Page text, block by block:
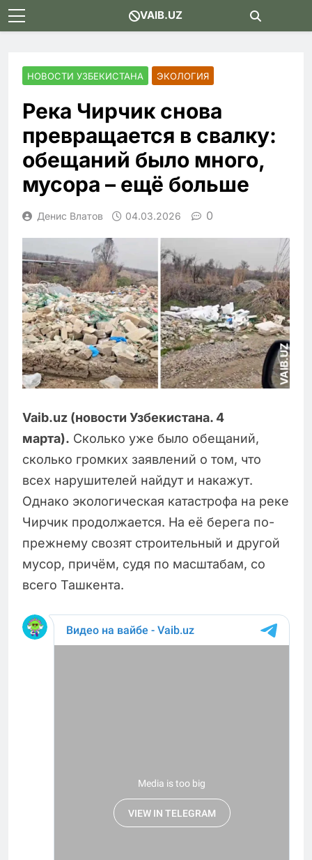
Skip
to
VAIB.UZ
НОВОСТИ УЗБЕКИСТАНА ЭКОЛОГИЯ
Река Чирчик снова
превращается в свалку:
обещаний было много,
мусора – ещё больше
Денис Влатов 04.03.2026 0
Vaib.uz (новости Узбекистана. 4
марта). Сколько уже было обещаний,
сколько громких заявлений о том, что
всех нарушителей найдут и накажут.
Однако экологическая катастрофа на реке
Чирчик продолжается. На её берега по-
прежнему свозят строительный и другой
мусор, причём, судя по масштабам, со
всего Ташкента.